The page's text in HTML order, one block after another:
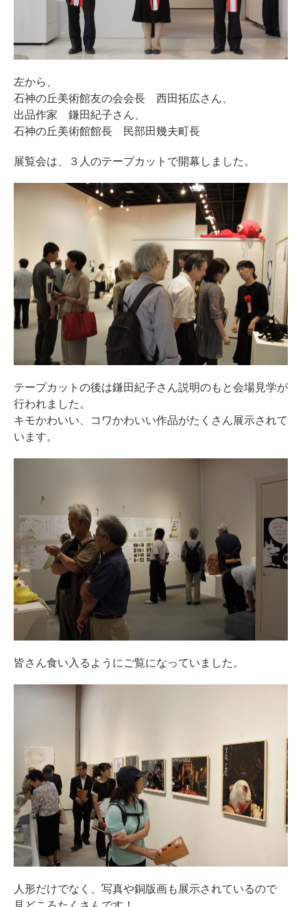
左から、
石神の丘美術館友の会会長 西田拓広さん、
出品作家 鎌田紀子さん、
石神の丘美術館館長 民部田幾夫町長
展覧会は、３人のテープカットで開幕しました。
テープカットの後は鎌田紀子さん説明のもと会場見学が
行われました。
キモかわいい、コワかわいい作品がたくさん展示されて
います。
皆さん食い入るようにご覧になっていました。
人形だけでなく、写真や銅版画も展示されているので